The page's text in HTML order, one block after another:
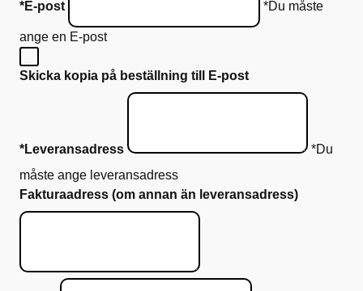
*E-post *Du måste
ange en E-post
Skicka kopia på beställning till E-post
*Leveransadress
*Du
måste ange leveransadress
Fakturaadress (om annan än leveransadress)